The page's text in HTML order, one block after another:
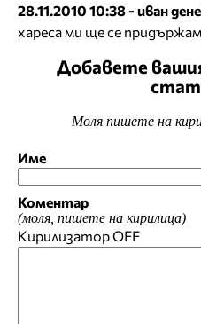
28.11.2010 10:38 - иван
хареса ми ще се придържам
Добавете
Моля пишете на
Име
Коментар
(моля, пишете на кирилица)
КирилизаторOFF